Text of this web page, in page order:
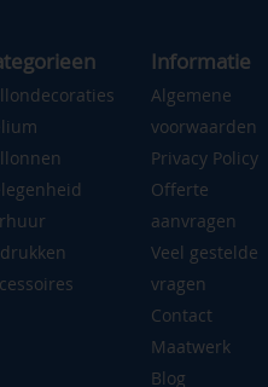
Informatie
Algemene
voorwaarden
Privacy Policy
Offerte
aanvragen
Veel gestelde
vragen
Contact
Maatwerk
Blog